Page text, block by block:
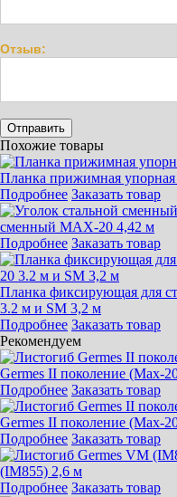
Отзыв:
Похожие товары
Планка прижимная
Подробнее Заказать товар
сменный MAX-20 4,42 м
Подробнее Заказать товар
Планка фиксирующая для
3.2 м и SM 3,2 м
Подробнее Заказать товар
Рекомендуем
Germes II поколение (Max-
Подробнее Заказать товар
Germes II поколение (Max-
Подробнее Заказать товар
(IM855) 2,6 м
Подробнее Заказать товар